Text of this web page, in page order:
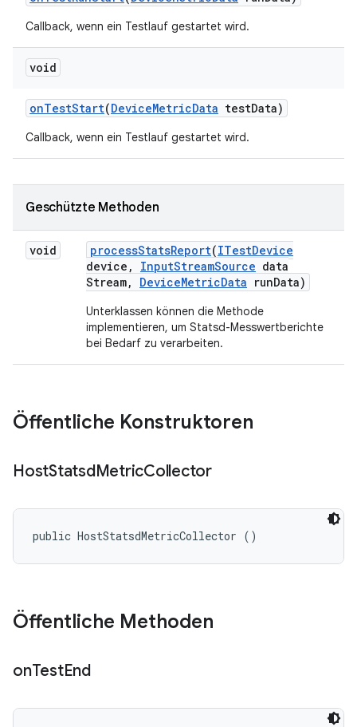
Callback, wenn ein Testlauf gestartet wird.
void
onTestStart(DeviceMetricData testData)
Callback, wenn ein Testlauf gestartet wird.
Geschützte Methoden
void processStatsReport(ITestDevice
device , InputStreamSource data
Stream, DeviceMetricData runData)
Unterklassen können die Methode
implementieren, um Statsd-Messwertberichte
bei Bedarf zu verarbeiten.
Öffentliche Konstruktoren
HostStatsdMetricCollector
public HostStatsdMetricCollector ()
Öffentliche Methoden
onTestEnd